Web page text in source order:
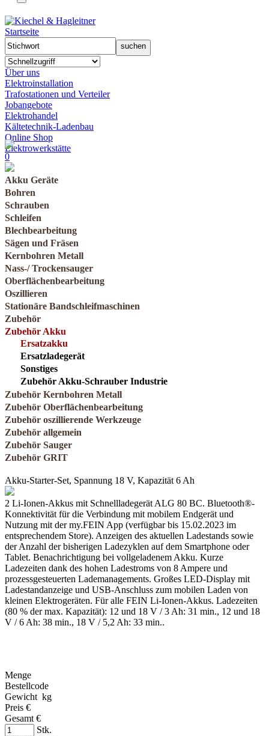
Startseite
Über uns
Elektroinstallation
Trafostationen und Verteiler
Jobangebote
Elektrohandel
Kältetechnik-Ladenbau
Online Shop
Elektrowerkstätte
0
Akku Geräte
Bohren
Schrauben
Schleifen
Blechbearbeitung
Sägen und Fräsen
Kernbohren Metall
Nass-/ Trockensauger
Oberflächenbearbeitung
Oszillieren
Stationäre Bandschleifmaschinen
Zubehör
Zubehör Akku
Ersatzakku
Ersatzladegerät
Sonstiges
Zubehör Akku-Schrauber Industrie
Zubehör Kernbohren Metall
Zubehör Oberflächenbearbeitung
Zubehör oszillierende Werkzeuge
Zubehör allgemein
Zubehör Sauger
Zubehör GRIT
Akku-Starter-Set, Spannung 18 V, Kapazität 6 Ah
2 Li-Ionen-Akkus mit Schnellladegerät ALG 80 BC. Bluetooth®-
Konnektivität für die Verbindung mit mobilem Endgerät und
Nutzung mit der my.FEIN App (verfügbar bis 15.02.2023 im
entsprechendem Store). Anzeigen des aktuellen Ladestands sowie
der Anzahl der bisherigen Ladezyklen auf dem Smartphone oder
Tablet. Benachrichtigung bei vollgeladenem Akku. Kurze
Ladezeiten dank des hohen Ladestroms von 8 Ampere und
prozessgesteuerten Lademanagements. Großes LED-Display mit
Ladestandanzeige und USB-Anschluss zum mobilen Laden von
kleinen Elektrogeräten. Für alle FEIN Li-Ionen-Akkus. Ladezeiten
(80 % der max. Kapazität): 12 und 18 V / 3 Ah: 31 min., 12 und 18
V / 6 Ah: 38 min., 18 V / 5,2 Ah: 33 min..
Menge
Bestellcode
Gewicht kg
Preis €
Gesamt €
Stk.